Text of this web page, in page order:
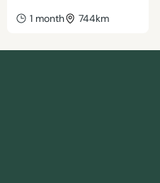
1 month 744km